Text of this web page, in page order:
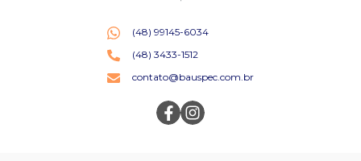
(48) 99145-6034
(48) 3433-1512
contato@bauspec.com.br